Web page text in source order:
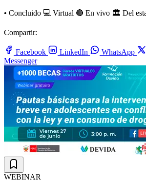
• Concluido 💻 Virtual 🔴 En vivo 🏛️ Del
Compartir:
Facebook LinkedIn WhatsApp
Messenger
WEBINAR